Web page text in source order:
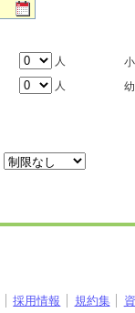
人
人
採用情報 規約集